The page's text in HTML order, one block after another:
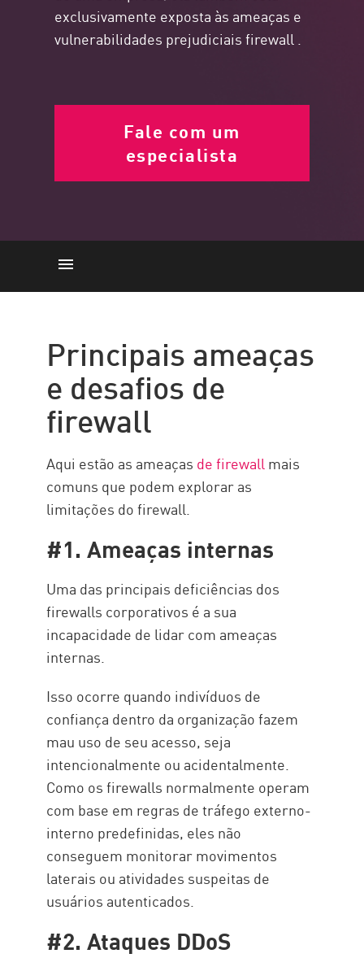
exclusivamente exposta às ameaças e
vulnerabilidades prejudiciais firewall .
Fale com um
especialista
PRÁTICAS RECOMENDADAS
Proteja-se contra ataques DDoS,
ameaças internas e criptografia
com o Check Point Force.
Recursos
Principais ameaças
e desafios de
firewall
Aqui estão as ameaças de firewallmais
comuns que podem explorar as
limitações do firewall.
#1. Ameaças internas
Uma das principais deficiências dos
firewalls corporativos é a sua
incapacidade de lidar com ameaças
internas.
Isso ocorre quando indivíduos de
confiança dentro da organização fazem
mau uso de seu acesso, seja
intencionalmente ou acidentalmente.
Como os firewalls normalmente operam
com base em regras de tráfego externo-
interno predefinidas, eles não
conseguem monitorar movimentos
laterais ou atividades suspeitas de
usuários autenticados.
#2. Ataques DDoS